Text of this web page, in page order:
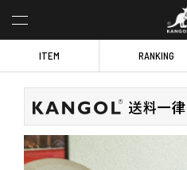
ITEM RANKING